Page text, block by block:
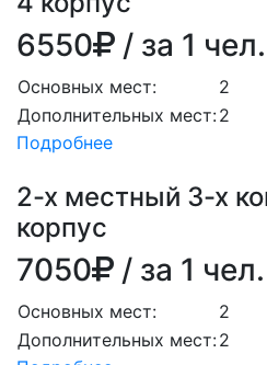
6550 / за 1
Основных мест:
2
Дополнительных мест:2
Подробнее
2-х местный 3-х
корпус
7050 / за 1
Основных мест:
2
Дополнительных мест:2